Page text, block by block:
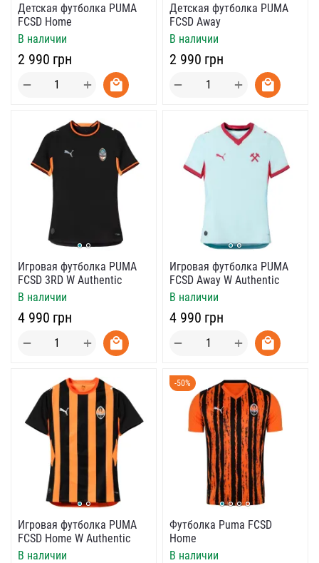
Детская футболка PUMA
FCSD Home
В наличии
‍2 990‍ грн
+
−
Детская футболка PUMA
FCSD Away
В наличии
‍2 990‍ грн
+
−
Игровая футболка PUMA
FCSD 3RD W Authentic
В наличии
‍4 990‍ грн
+
−
Игровая футболка PUMA
FCSD Away W Authentic
В наличии
‍4 990‍ грн
+
−
Игровая футболка PUMA
FCSD Home W Authentic
В наличии
-50%
Футболка Puma FCSD
Home
В наличии